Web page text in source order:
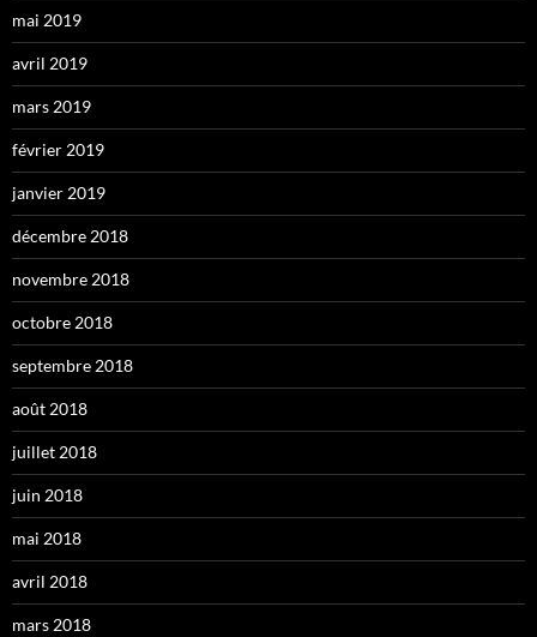
mai 2019
avril 2019
mars 2019
février 2019
janvier 2019
décembre 2018
novembre 2018
octobre 2018
septembre 2018
août 2018
juillet 2018
juin 2018
mai 2018
avril 2018
mars 2018